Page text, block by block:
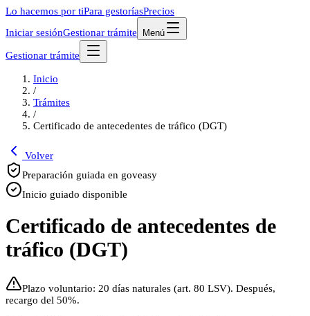
Lo hacemos por tiPara gestoríasPrecios
Iniciar sesiónGestionar trámite Menú
Gestionar trámite
Inicio
/
Trámites
/
Certificado de antecedentes de tráfico (DGT)
Volver
Preparación guiada en goveasy
Inicio guiado disponible
Certificado de antecedentes de
tráfico (DGT)
Plazo voluntario: 20 días naturales (art. 80 LSV). Después,
recargo del 50%.